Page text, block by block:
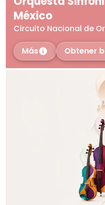
México
Circuito Nacional de
Más
Obtener